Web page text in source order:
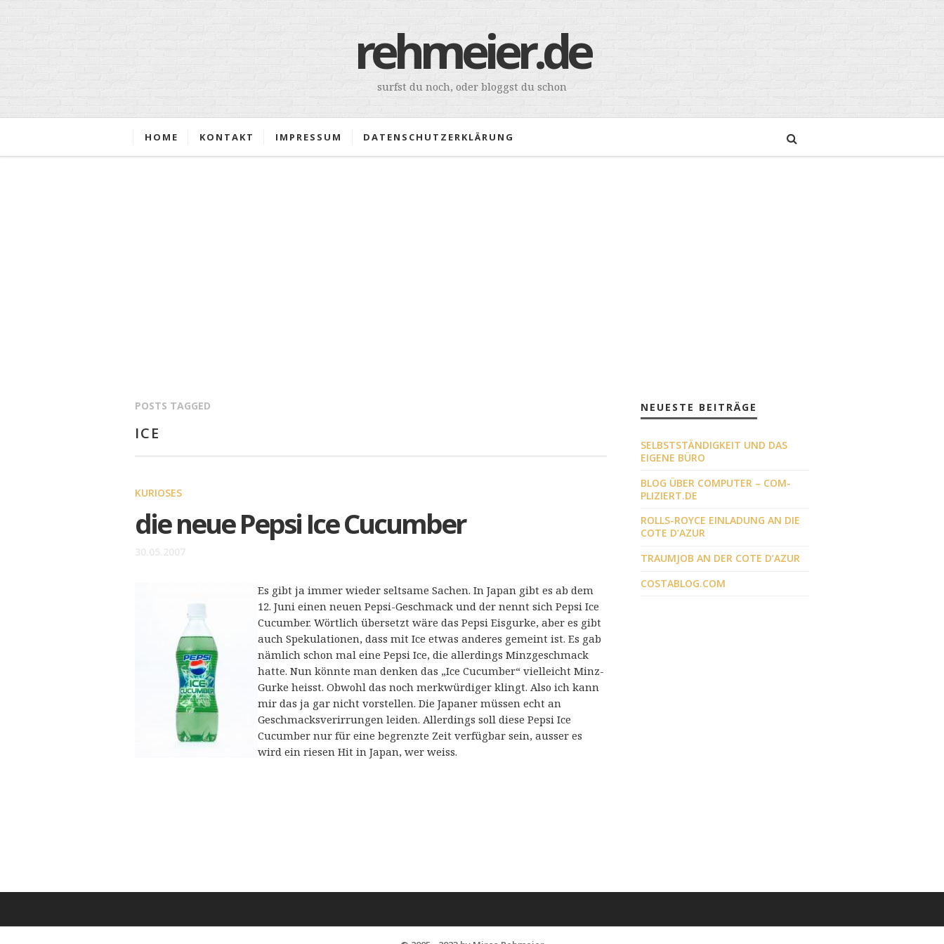
rehmeier.de
surfst du noch, oder bloggst du schon
HOME KONTAKT IMPRESSUM DATENSCHUTZERKLÄRUNG
POSTS TAGGED
ICE
KURIOSES
die neue Pepsi Ice Cucumber
30.05.2007
Es gibt ja immer wieder seltsame Sachen. In Japan gibt es ab dem
12. Juni einen neuen Pepsi-Geschmack und der nennt sich Pepsi Ice
Cucumber. Wörtlich übersetzt wäre das Pepsi Eisgurke, aber es gibt
auch Spekulationen, dass mit Ice etwas anderes gemeint ist. Es gab
nämlich schon mal eine Pepsi Ice, die allerdings Minzgeschmack
hatte. Nun könnte man denken das „Ice Cucumber“ vielleicht Minz-
Gurke heisst. Obwohl das noch merkwürdiger klingt. Also ich kann
mir das ja gar nicht vorstellen. Die Japaner müssen echt an
Geschmacksverirrungen leiden. Allerdings soll diese Pepsi Ice
Cucumber nur für eine begrenzte Zeit verfügbar sein, ausser es
wird ein riesen Hit in Japan, wer weiss.
NEUESTE BEITRÄGE
SELBSTSTÄNDIGKEIT UND DAS
EIGENE BÜRO
BLOG ÜBER COMPUTER – COM-
PLIZIERT.DE
ROLLS-ROYCE EINLADUNG AN DIE
COTE D’AZUR
TRAUMJOB AN DER COTE D’AZUR
COSTABLOG.COM